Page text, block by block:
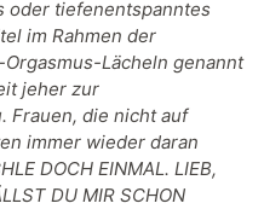
oder tiefenentspanntes
im Rahmen der
Lächeln genannt
jeher zur
Frauen, die nicht auf
immer wieder daran
DOCH EINMAL. LIEB,
DU MIR SCHON